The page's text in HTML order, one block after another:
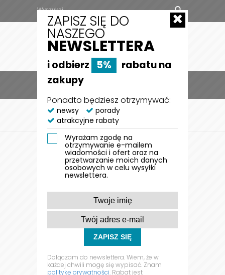
MENU
STRONA GŁÓWNA
PRODUCENCI
CARTONPETS
CARTONPETS
ZAPISZ SIĘ DO
NASZEGO
NEWSLETTERA
i odbierz 5%
rabatu na
zakupy
Ponadto będziesz otrzymywać:
newsy
porady
atrakcyjne rabaty
Wyrażam zgodę na
otrzymywanie e-mailem
wiadomości i ofert oraz na
przetwarzanie moich danych
osobowych w celu wysyłki
newslettera.
ZAPISZ SIĘ
Dołączam do newslettera. Wiem, że w
każdej chwili mogę się wypisać. Znam
politykę prywatności. Rabat jest